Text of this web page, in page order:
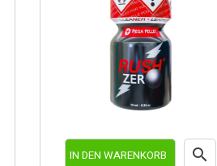
IN DEN WARENKORB 